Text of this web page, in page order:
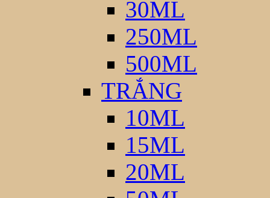
30ML
250ML
500ML
TRẮNG
10ML
15ML
20ML